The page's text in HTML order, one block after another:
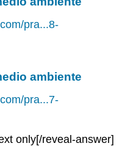
pra...8-
ambiente
pra...7-
only[/reveal-answer]